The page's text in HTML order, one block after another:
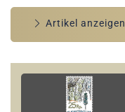
Artikel anzeigen